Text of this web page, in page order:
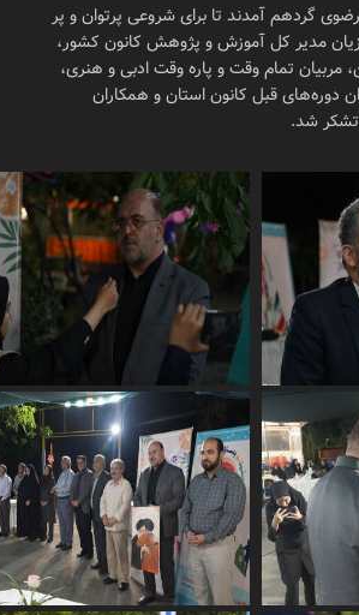
گردهم آمدند تا برای شروعی پرتوان و پر
مدیر کل آموزش و پژوهش کانون کشور،
مربیان تمام وقت و پاره وقت ادبی و هنری،
قبل کانون استان و همکاران